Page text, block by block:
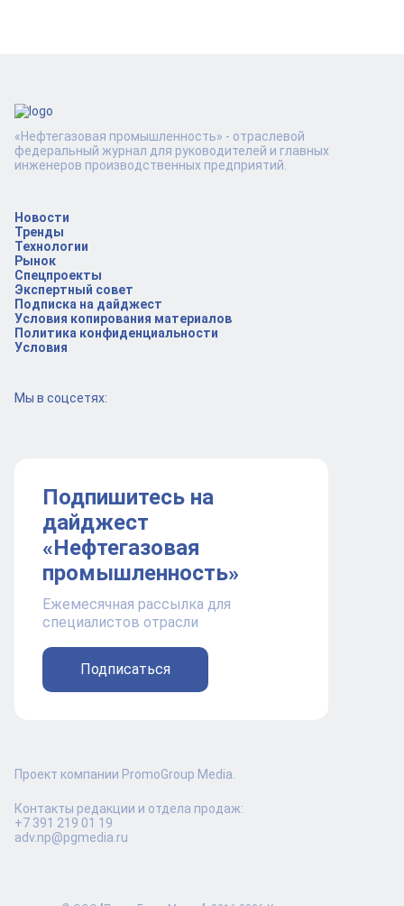
Новости
Тренды
Технологии
Рынок
Спецпроекты
Экспертный совет
Подписка на дайджест
Условия копирования материалов
Политика конфиденциальности
Условия
Мы в соцсетях:
Подпишитесь на
дайджест
«Нефтегазовая
промышленность»
Ежемесячная рассылка для
специалистов отрасли
Подписаться
«Нефтегазовая промышленность» - отраслевой
федеральный журнал для руководителей и главных
инженеров производственных предприятий.
Проект компании PromoGroup Media.
Контакты редакции и отдела продаж:
+7 391 219 01 19
adv.np@pgmedia.ru